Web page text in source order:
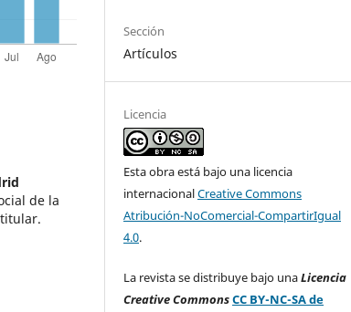
de la
Sección
Artículos
Licencia
Esta obra está bajo una licencia
internacionalCreative Commons
Atribución-NoComercial-CompartirIgual
4.0.
La revista se distribuye bajo unaLicencia
Creative CommonsCC BY-NC-SA de